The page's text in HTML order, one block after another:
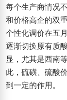
每个生产商情况
和价格高企的双
个性化调价在五
逐渐切换原有质
显，尤其是西南
此，硫磺、硫酸
到一定的作用。